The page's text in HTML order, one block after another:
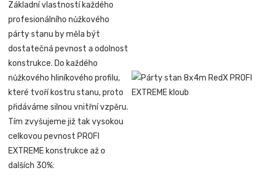
Základní vlastností každého
profesionálního nůžkového
párty stanu by měla být
dostatečná pevnost a odolnost
konstrukce. Do každého
nůžkového hliníkového profilu,
které tvoří kostru stanu, proto
přidáváme silnou vnitřní vzpěru.
Tím zvyšujeme již tak vysokou
celkovou pevnost PROFI
EXTREME konstrukce až o
dalších 30%: